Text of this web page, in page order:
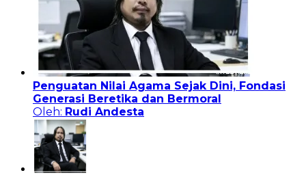
Penguatan Nilai Agama Sejak Dini, Fondasi
Generasi Beretika dan Bermoral
Oleh: Rudi Andesta